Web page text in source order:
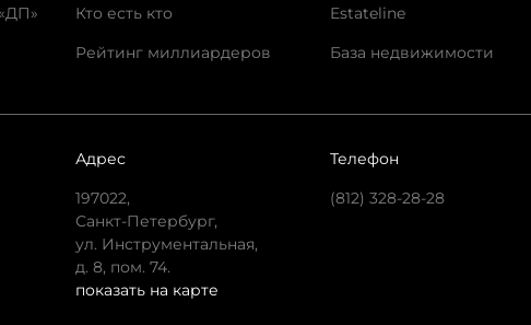
Кто есть кто
Рейтинг миллиардеров
Estateline
База недвижимости
Адрес
197022,
Санкт-Петербург,
ул. Инструментальная,
д. 8, пом. 74.
показать на карте
Телефон
(812) 328-28-28